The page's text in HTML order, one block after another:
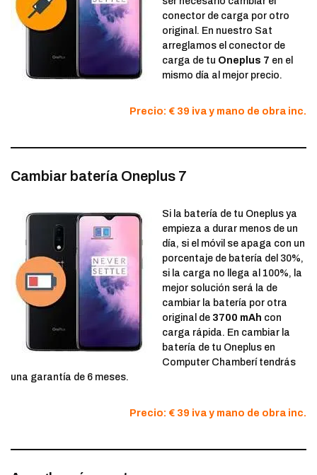
conector de carga por otro
original. En nuestro Sat
arreglamos el conector de
carga de tu Oneplus 7 en el
mismo día al mejor precio.
Precio: € 39 iva y mano de obra inc.
Cambiar batería Oneplus 7
Si la batería de tu Oneplus ya
empieza a durar menos de un
día, si el móvil se apaga con un
porcentaje de batería del 30%,
si la carga no llega al 100%, la
mejor solución será la de
cambiar la batería por otra
original de 3700 mAh con
carga rápida. En cambiar la
batería de tu Oneplus en
Computer Chamberí tendrás
una garantía de 6 meses.
Precio: € 39 iva y mano de obra inc.